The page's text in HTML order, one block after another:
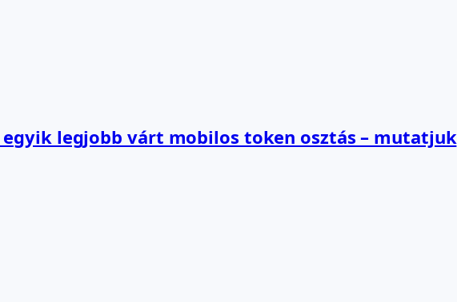
legjobb várt mobilos token osztás – mutatjuk